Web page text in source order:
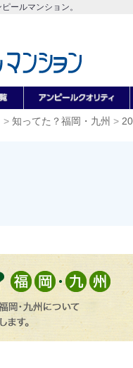
ールマンション。
> 知ってた？福岡・九州 >